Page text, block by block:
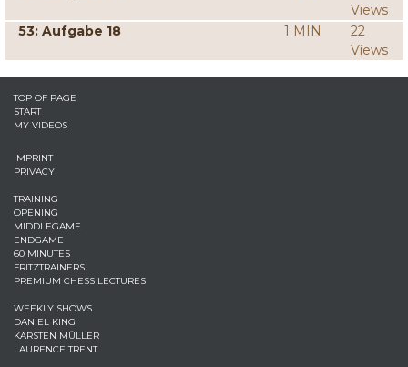
Views
53: Aufgabe 18
1 MIN
22
Views
TOP OF PAGE
START
MY VIDEOS
IMPRINT
PRIVACY
TRAINING
OPENING
MIDDLEGAME
ENDGAME
60 MINUTES
FRITZTRAINERS
PREMIUM CHESS LECTURES
WEEKLY SHOWS
DANIEL KING
KARSTEN MÜLLER
LAURENCE TRENT